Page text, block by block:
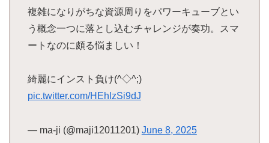
複雑になりがちな資源周りをパワーキューブとい
う概念一つに落とし込むチャレンジが奏功。スマ
ートなのに頗る悩ましい！
綺麗にインスト負け(^◇^;)
pic.twitter.com/HEhlzSi9dJ
— ma-ji (@maji12011201) June 8, 2025